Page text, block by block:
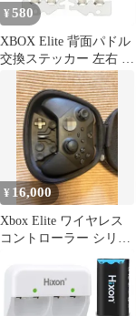
¥ 580
XBOX Elite 背面パドル
交換ステッカー 左右 2
組セット 修理 1個
¥ 16,000
Xbox Elite ワイヤレス
コントローラー シリー